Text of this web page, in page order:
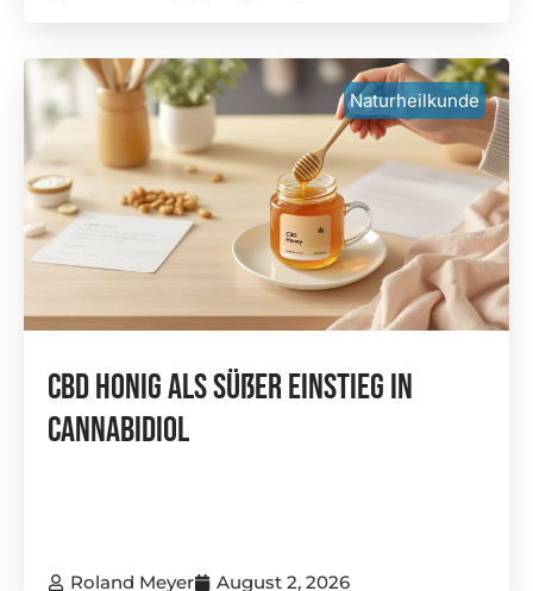
Naturheilkunde
CBD Honig Als Süßer Einstieg In
Cannabidiol
Roland Meyer August 2, 2026